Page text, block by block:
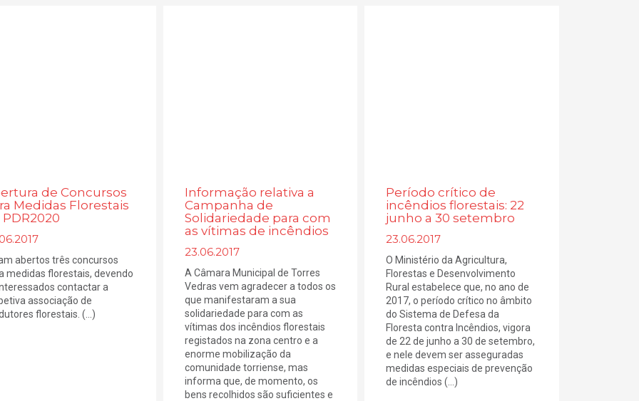
de Concursos
Medidas Florestais
abertos três concursos
medidas florestais, devendo
contactar a
associação de
florestais. (...)
Informação relativa a
Campanha de
Solidariedade para com
as vítimas de incêndios
23.06.2017
A Câmara Municipal de Torres
Vedras vem agradecer a todos os
que manifestaram a sua
solidariedade para com as
vítimas dos incêndios florestais
registados na zona centro e a
enorme mobilização da
comunidade torriense, mas
informa que, de momento, os
bens recolhidos são suficientes e
Período crítico de
incêndios florestais: 22
junho a 30 setembro
23.06.2017
O Ministério da Agricultura,
Florestas e Desenvolvimento
Rural estabelece que, no ano de
2017, o período crítico no âmbito
do Sistema de Defesa da
Floresta contra Incêndios, vigora
de 22 de junho a 30 de setembro,
e nele devem ser asseguradas
medidas especiais de prevenção
de incêndios (...)